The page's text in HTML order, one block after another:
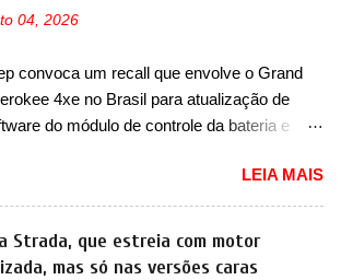
imagens teaser do A05, que nas
o A05s. Previsto para ser lançado
neste ano na China, o compacto elétrico
a Leapmotor para concorrer com uma
Dolphin e Geely EX2. Visualmente, o A05
com um design já visto por outros
da marca, em especial do SUV
A10. Basicamente sendo o hatch do
04, 2026
convoca um recall que envolve o Grand
4xe no Brasil para atualização de
do módulo de controle da bateria e
convocou no dia 10 de outubro de 2025
chamado que envolve os proprietários do
Cherokee 4xe, em sua versão única
com unidades de ano/modelo 2023 e
LEIA MAIS
Strada, que estreia com motor
mas só nas versões caras